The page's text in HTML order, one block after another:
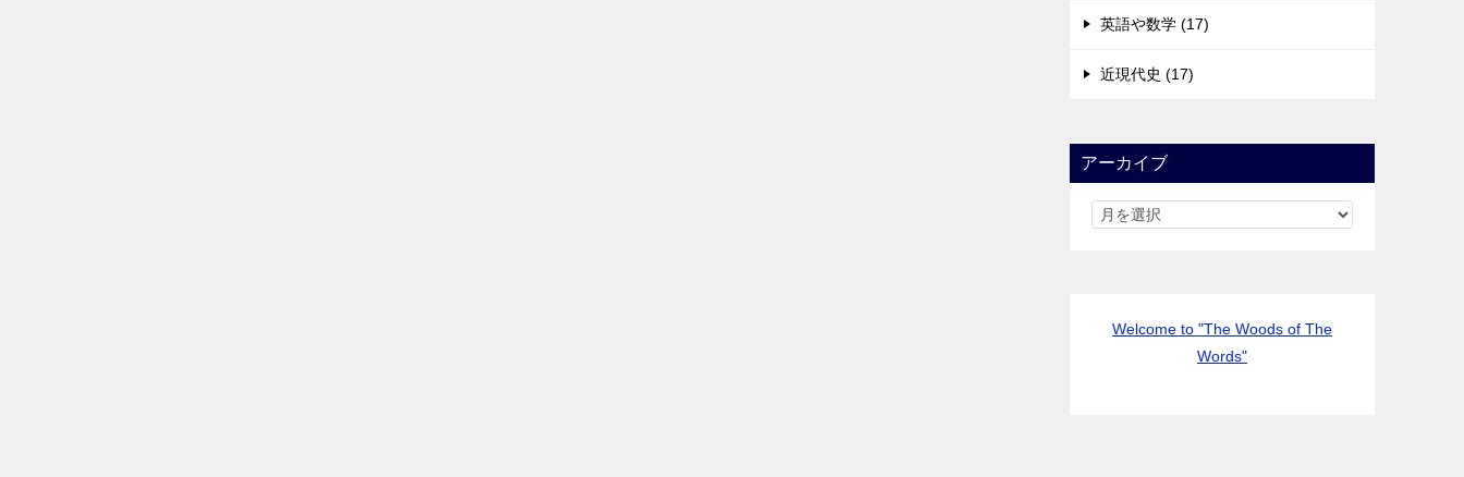
英語や数学 (17)
近現代史 (17)
アーカイブ
Welcome to "The Woods of The
Words"